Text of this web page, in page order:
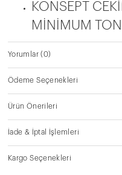
MİNİMUM
Yorumlar(0)
Ödeme Seçenekleri
Ürün Önerileri
İade & İptal İşlemleri
Kargo Seçenekleri